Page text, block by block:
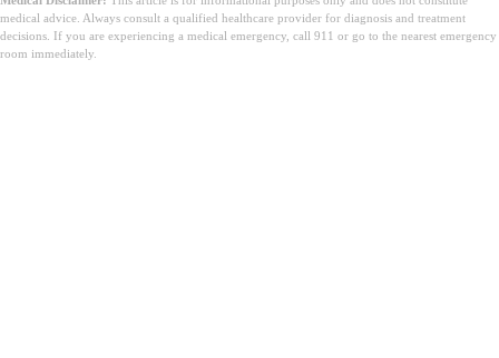
medical advice. Always consult a qualified healthcare provider for diagnosis and treatment
decisions. If you are experiencing a medical emergency, call 911 or go to the nearest emergency
room immediately.